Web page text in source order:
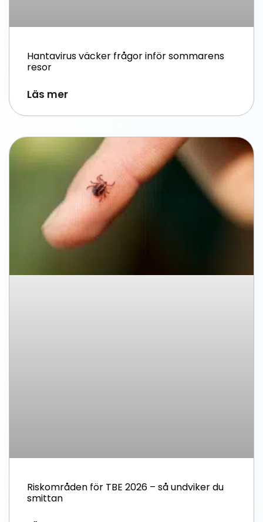
Hantavirus väcker frågor inför sommarens
resor
Läs mer
Riskområden för TBE 2026 – så undviker du
smittan